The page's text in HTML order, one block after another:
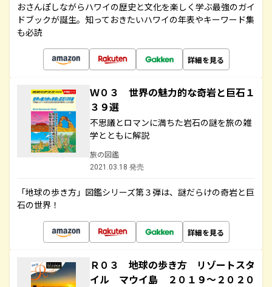
おさんぽしながらハワイの歴史と文化を楽しく学ぶ最強のガイ
ドブックが誕生。知っておきたいハワイの年表やキーワード集
も必読
詳細を見る
Ｗ０３ 世界の魅力的な奇岩と巨石１
３９選
不思議とロマンに満ちた岩石の謎を旅の雑
学とともに解説
旅の図鑑
2021.03.18 発売
「地球の歩き方」図鑑シリーズ第３弾は、謎だらけの奇岩と巨
石の世界！
詳細を見る
Ｒ０３ 地球の歩き方 リゾートスタ
イル マウイ島 ２０１９～２０２０